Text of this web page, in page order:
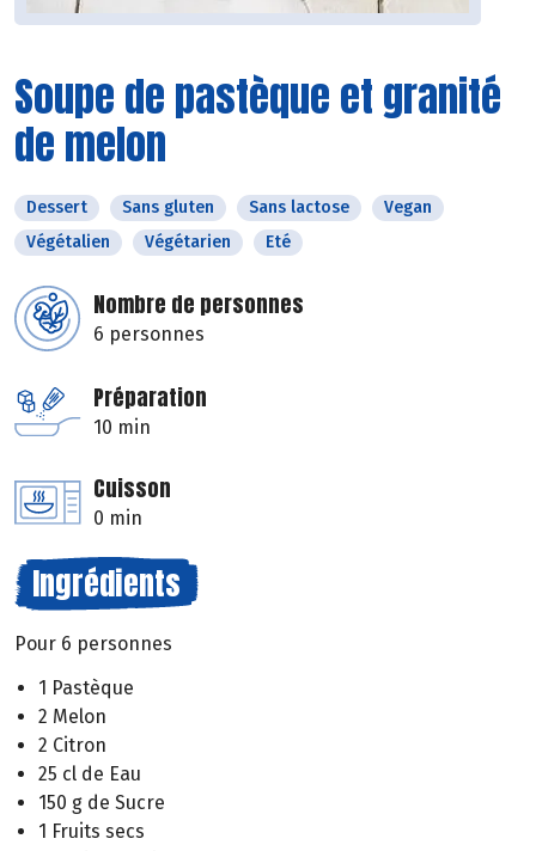
Soupe de pastèque et granité
de melon
Dessert Sans gluten Sans lactose
Vegan
Végétalien
Végétarien Eté
Nombre de personnes
6 personnes
Préparation
10 min
Cuisson
0 min
Ingrédients
Pour 6 personnes
1 Pastèque
2 Melon
2 Citron
25 cl de Eau
150 g de Sucre
1 Fruits secs